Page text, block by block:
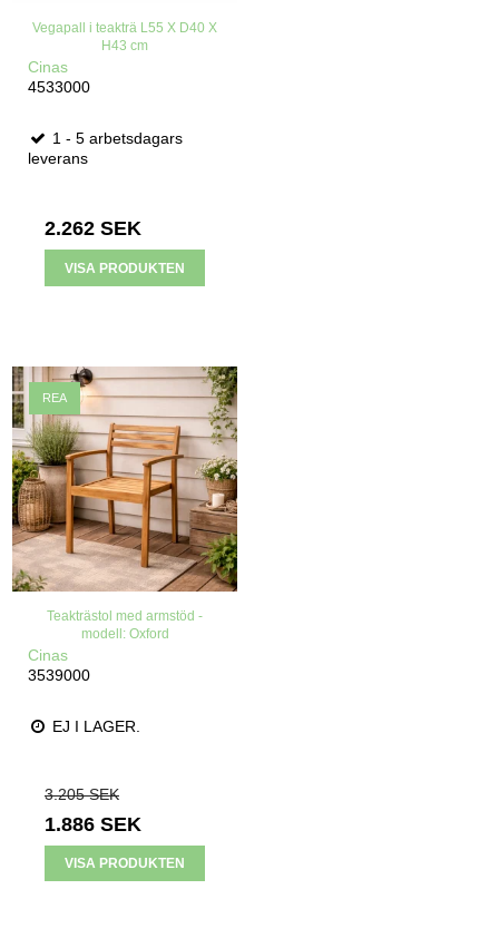
Vegapall i teakträ L55 X D40 X
H43 cm
Cinas
4533000
1 - 5 arbetsdagars
leverans
2.262 SEK
VISA PRODUKTEN
REA
Teakträstol med armstöd -
modell: Oxford
Cinas
3539000
EJ I LAGER.
3.205 SEK
1.886 SEK
VISA PRODUKTEN